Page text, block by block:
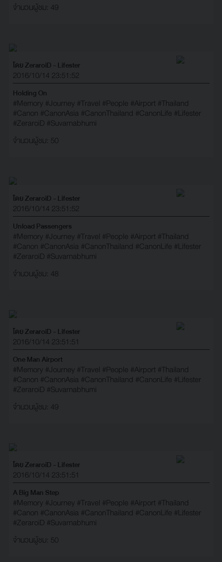
จำนวนผู้ชม: 49
โดย ZeraroiD - Lifester
2016/10/14 23:51:52
Holding On
#Memory #Journey #Travel #People #Airport #Thailand
#Canon #CanonAsia #CanonThailand #CanonLife #Lifester
#ZeraroiD #Suvarnabhumi
จำนวนผู้ชม: 50
โดย ZeraroiD - Lifester
2016/10/14 23:51:52
Unload Passengers
#Memory #Journey #Travel #People #Airport #Thailand
#Canon #CanonAsia #CanonThailand #CanonLife #Lifester
#ZeraroiD #Suvarnabhumi
จำนวนผู้ชม: 48
โดย ZeraroiD - Lifester
2016/10/14 23:51:51
One Man Airport
#Memory #Journey #Travel #People #Airport #Thailand
#Canon #CanonAsia #CanonThailand #CanonLife #Lifester
#ZeraroiD #Suvarnabhumi
จำนวนผู้ชม: 49
โดย ZeraroiD - Lifester
2016/10/14 23:51:51
A Big Man Step
#Memory #Journey #Travel #People #Airport #Thailand
#Canon #CanonAsia #CanonThailand #CanonLife #Lifester
#ZeraroiD #Suvarnabhumi
จำนวนผู้ชม: 50